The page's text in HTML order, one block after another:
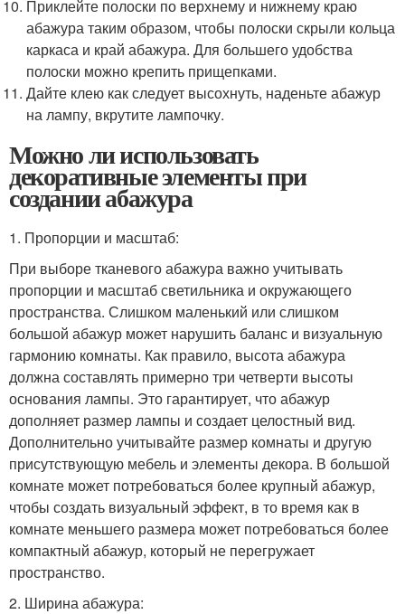
Приклейте полоски по верхнему и нижнему краю
абажура таким образом, чтобы полоски скрыли кольца
каркаса и край абажура. Для большего удобства
полоски можно крепить прищепками.
Дайте клею как следует высохнуть, наденьте абажур
на лампу, вкрутите лампочку.
Можно ли использовать
декоративные элементы при
создании абажура
1. Пропорции и масштаб:
При выборе тканевого абажура важно учитывать
пропорции и масштаб светильника и окружающего
пространства. Слишком маленький или слишком
большой абажур может нарушить баланс и визуальную
гармонию комнаты. Как правило, высота абажура
должна составлять примерно три четверти высоты
основания лампы. Это гарантирует, что абажур
дополняет размер лампы и создает целостный вид.
Дополнительно учитывайте размер комнаты и другую
присутствующую мебель и элементы декора. В большой
комнате может потребоваться более крупный абажур,
чтобы создать визуальный эффект, в то время как в
комнате меньшего размера может потребоваться более
компактный абажур, который не перегружает
пространство.
2. Ширина абажура: